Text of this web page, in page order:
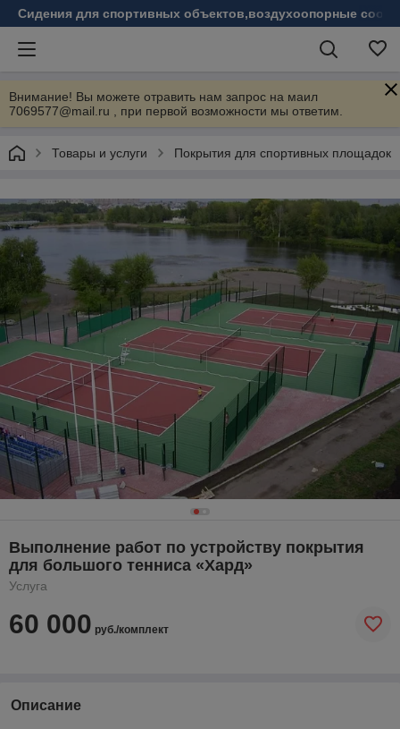
Сидения для спортивных объектов,воздухоопорные
Внимание! Вы можете отравить нам запрос на маил
7069577@mail.ru , при первой возможности мы ответим.
Товары и услуги Покрытия для спортивных площадок
Выполнение работ по устройству покрытия
для большого тенниса «Хард»
Услуга
60 000 руб./комплект
Описание